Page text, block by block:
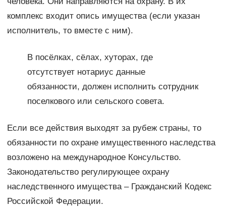
комплекс входит опись имущества (если указан
исполнитель, то вместе с ним).
В посёлках, сёлах, хуторах, где
отсутствует нотариус данные
обязанности, должен исполнить сотрудник
поселкового или сельского совета.
Если все действия выходят за рубеж страны, то
обязанности по охране имущественного наследства
возложено на международное Консульство.
Законодательство регулирующее охрану
наследственного имущества – Гражданский Кодекс
Российской Федерации.